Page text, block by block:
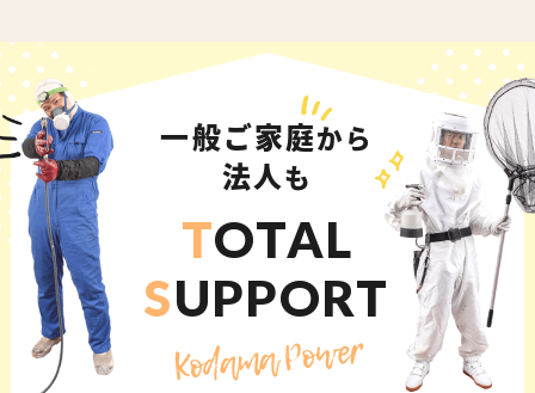
一般ご家庭から
法人も
TOTAL
SUPPORT
Kodama Power